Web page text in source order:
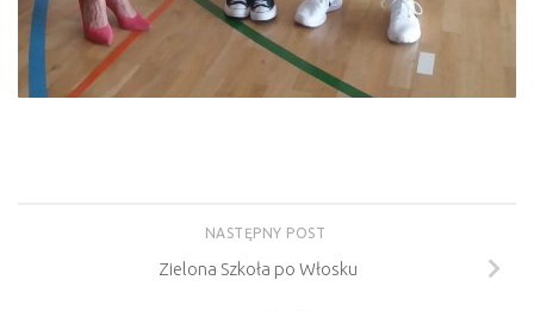
NASTĘPNY POST
Zielona Szkoła po Włosku